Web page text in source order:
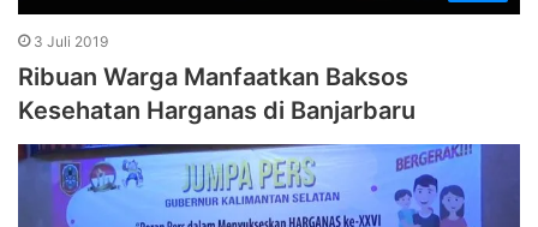
3 Juli 2019
Ribuan Warga Manfaatkan Baksos
Kesehatan Harganas di Banjarbaru